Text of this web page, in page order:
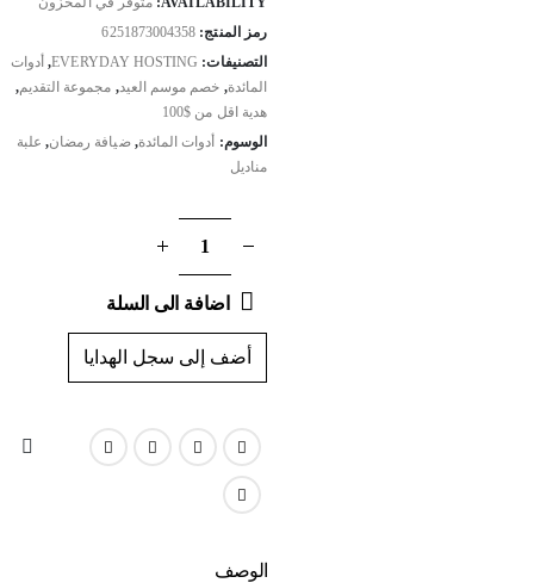
رمز المنتج: 6251873004358
التصنيفات: EVERYDAY HOSTING
, أدوات
المائدة, خصم موسم العيد, مجموعة التقديم,
هدية اقل من $100
الوسوم: أدوات المائدة,ضيافة رمضان, علبة
مناديل
اضافة الى السلة
أضف إلى سجل الهدايا
الوصف